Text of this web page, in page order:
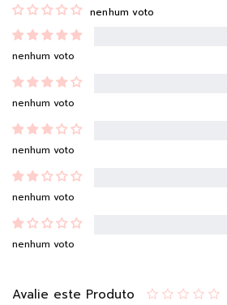
nenhum voto
nenhum voto
nenhum voto
nenhum voto
nenhum voto
nenhum voto
Avalie este Produto